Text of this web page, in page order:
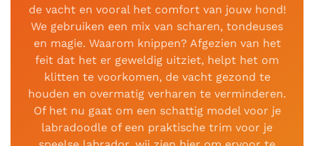
de vacht en vooral het comfort van jouw hond!
We gebruiken een mix van scharen, tondeuses
en magie. Waarom knippen? Afgezien van het
feit dat het er geweldig uitziet, helpt het om
klitten te voorkomen, de vacht gezond te
houden en overmatig verharen te verminderen.
Of het nu gaat om een schattig model voor je
labradoodle of een praktische trim voor je